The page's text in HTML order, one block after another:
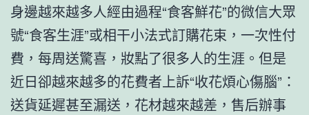
身邊越來越多人經由過程“食客鮮花”的微信大眾
號“食客生涯”或相干小法式訂購花束，一次性付
費，每周送驚喜，妝點了很多人的生涯。但是
近日卻越來越多的花費者上訴“收花煩心傷腦”：
送貨延遲甚至漏送，花材越來越差，售后辦事